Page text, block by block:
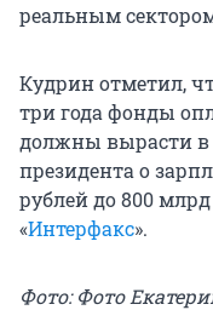
реальным
Кудрин отметил,
три года фонды
должны вырасти в
президента о
рублей до 800
«Интерфакс».
Фото: Фото